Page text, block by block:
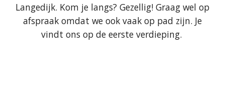
Langedijk. Kom je langs? Gezellig! Graag wel op
afspraak omdat we ook vaak op pad zijn. Je
vindt ons op de eerste verdieping.